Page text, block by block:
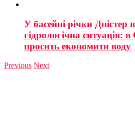
У басейні річки Дністер
гідрологічна ситуація: в
просить економити воду
Previous Next